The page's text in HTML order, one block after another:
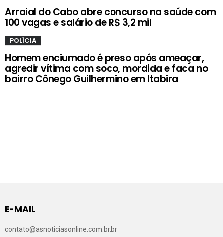
Arraial do Cabo abre concurso na saúde com
100 vagas e salário de R$ 3,2 mil
POLÍCIA
Homem enciumado é preso após ameaçar,
agredir vítima com soco, mordida e faca no
bairro Cônego Guilhermino em Itabira
E-MAIL
contato@asnoticiasonline.com.br.br